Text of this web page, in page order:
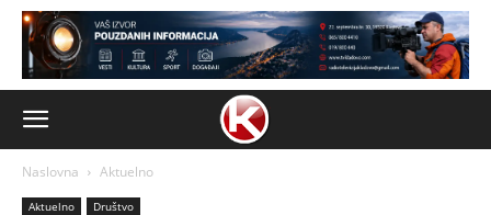
Naslovna Aktuelno
Aktuelno Društvo